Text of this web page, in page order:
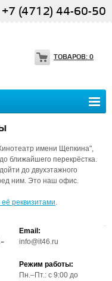
+7 (4712) 44-60-50
ТОВАРОВ: 0
имени Щепкина",
ближайшего перекрёстка.
до двухэтажного
ним. Это наш офис.
реквизитами.
Email:
info@it46.ru
Режим работы:
Пн.–Пт.: с 9:00 до